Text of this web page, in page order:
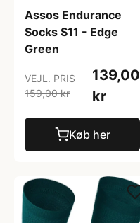
Assos Endurance
Socks S11 - Edge
Green
VEJL. PRIS
159,00 kr
139,00
kr
Køb her